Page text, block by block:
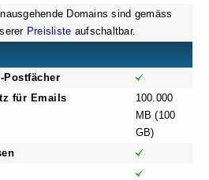
Domains sind gemäss
Preisliste aufschaltbar.
Postfächer
für Emails
100.000
MB (100
GB)